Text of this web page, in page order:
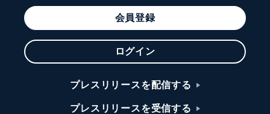
会員登録
ログイン
プレスリリースを配信する
プレスリリースを受信する